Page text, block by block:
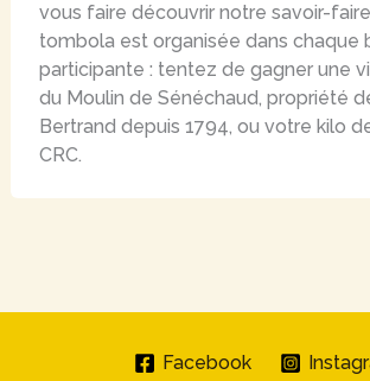
vous faire découvrir notre savoir-
tombola est organisée dans chaque
participante : tentez de gagner une
du Moulin de Sénéchaud, propriété
Bertrand depuis 1794, ou votre kilo
CRC.
Facebook